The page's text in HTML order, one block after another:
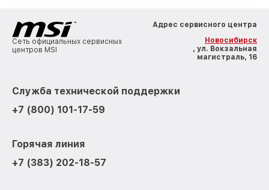
Сеть официальных сервисных
центров MSI
Адрес сервисного центра
Новосибирск
, ул. Вокзальная
магистраль, 16
Служба технической поддержки
+7 (800) 101-17-59
Горячая линия
+7 (383) 202-18-57